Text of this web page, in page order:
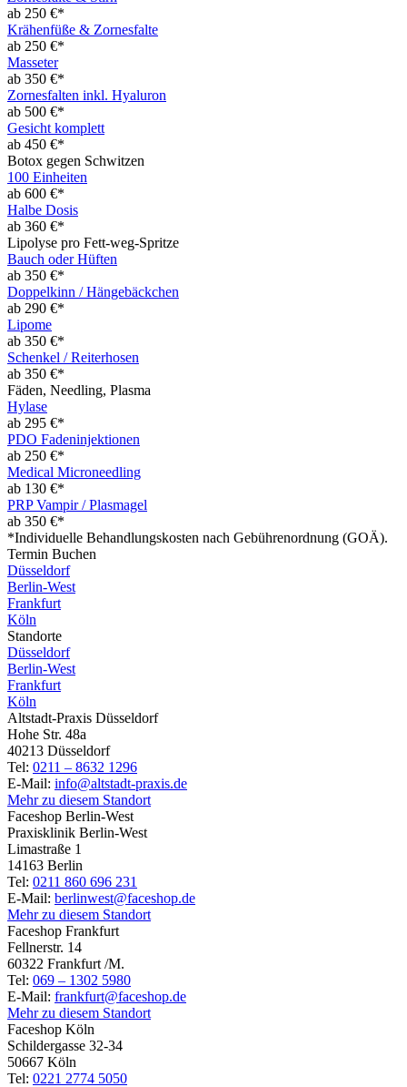
ab 250 €*
Krähenfüße & Zornesfalte
ab 250 €*
Masseter
ab 350 €*
Zornesfalten inkl. Hyaluron
ab 500 €*
Gesicht komplett
ab 450 €*
Botox gegen Schwitzen
100 Einheiten
ab 600 €*
Halbe Dosis
ab 360 €*
Lipolyse pro Fett-weg-Spritze
Bauch oder Hüften
ab 350 €*
Doppelkinn / Hängebäckchen
ab 290 €*
Lipome
ab 350 €*
Schenkel / Reiterhosen
ab 350 €*
Fäden, Needling, Plasma
Hylase
ab 295 €*
PDO Fadeninjektionen
ab 250 €*
Medical Microneedling
ab 130 €*
PRP Vampir / Plasmagel
ab 350 €*
*Individuelle Behandlungskosten nach Gebührenordnung (GOÄ).
Termin Buchen
Düsseldorf
Berlin-West
Frankfurt
Köln
Standorte
Düsseldorf
Berlin-West
Frankfurt
Köln
Altstadt-Praxis Düsseldorf
Hohe Str. 48a
40213 Düsseldorf
Tel: 0211 – 8632 1296
E-Mail: info@altstadt-praxis.de
Mehr zu diesem Standort
Faceshop Berlin-West
Praxisklinik Berlin-West
Limastraße 1
14163 Berlin
Tel: 0211 860 696 231
E-Mail: berlinwest@faceshop.de
Mehr zu diesem Standort
Faceshop Frankfurt
Fellnerstr. 14
60322 Frankfurt /M.
Tel: 069 – 1302 5980
E-Mail: frankfurt@faceshop.de
Mehr zu diesem Standort
Faceshop Köln
Schildergasse 32-34
50667 Köln
Tel: 0221 2774 5050